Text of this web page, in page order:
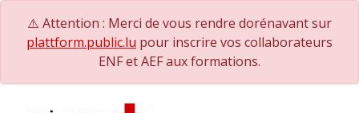
⚠️ Attention : Merci de vous rendre dorénavant sur
plattform.public.lu pour inscrire vos collaborateurs
ENF et AEF aux formations.